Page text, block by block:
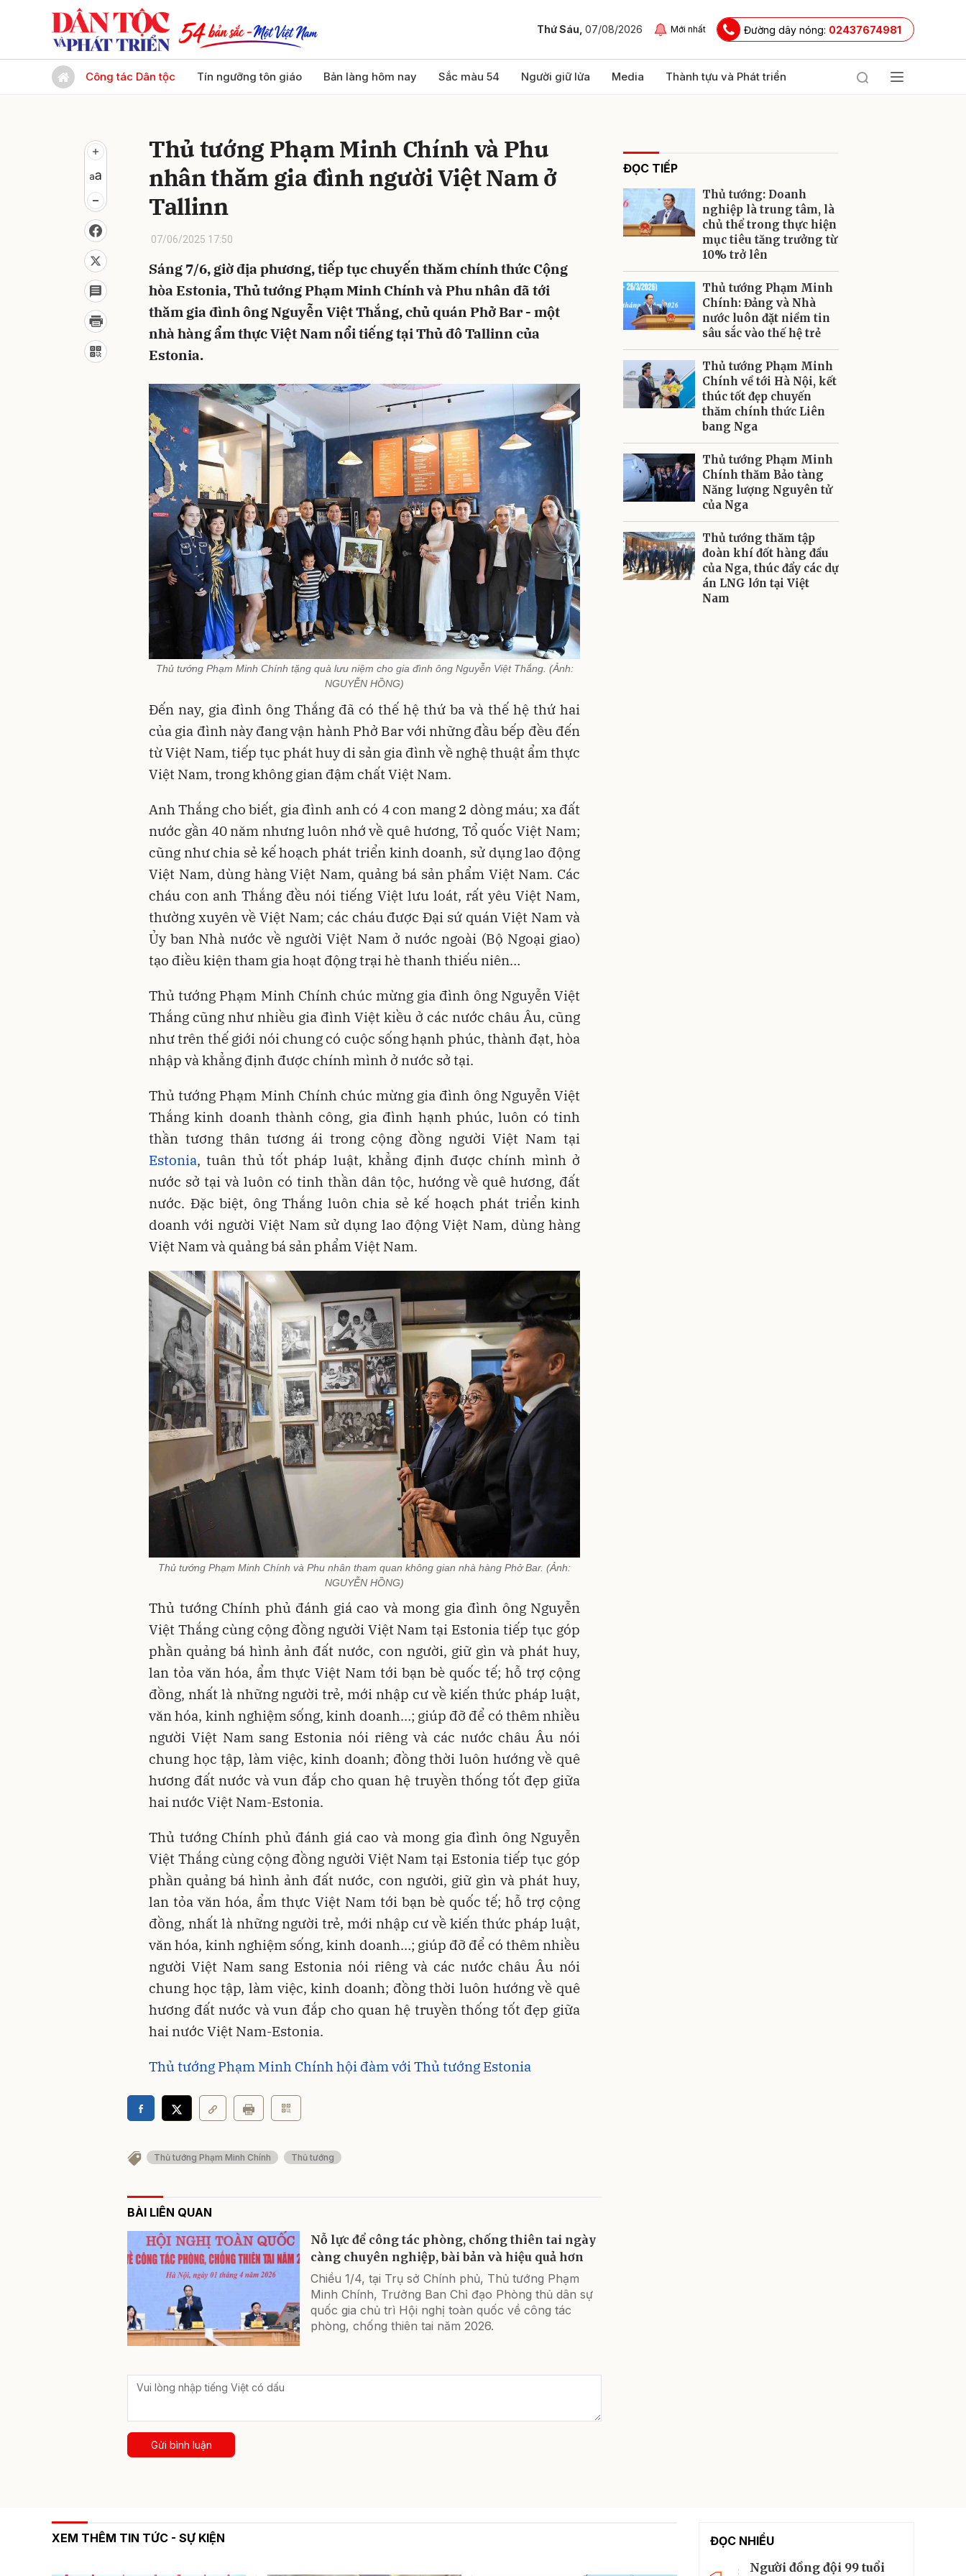
Thứ Sáu, 07/08/2026 Mới nhất Đường dây nóng: 02437674981
Công tác Dân tộc Tín ngưỡng tôn giáo Bản làng hôm nay Sắc màu 54 Người giữ lửa Media Thành tựu và Phát triển
Thủ tướng Phạm Minh Chính và Phu
nhân thăm gia đình người Việt Nam ở
Tallinn
07/06/2025 17:50
Sáng 7/6, giờ địa phương, tiếp tục chuyến thăm chính thức Cộng
hòa Estonia, Thủ tướng Phạm Minh Chính và Phu nhân đã tới
thăm gia đình ông Nguyễn Việt Thắng, chủ quán Phở Bar - một
nhà hàng ẩm thực Việt Nam nổi tiếng tại Thủ đô Tallinn của
Estonia.
Thủ tướng Phạm Minh Chính tặng quà lưu niệm cho gia đình ông Nguyễn Việt Thắng. (Ảnh:
NGUYỄN HỒNG)
Đến nay, gia đình ông Thắng đã có thế hệ thứ ba và thế hệ thứ hai
của gia đình này đang vận hành Phở Bar với những đầu bếp đều đến
từ Việt Nam, tiếp tục phát huy di sản gia đình về nghệ thuật ẩm thực
Việt Nam, trong không gian đậm chất Việt Nam.
Anh Thắng cho biết, gia đình anh có 4 con mang 2 dòng máu; xa đất
nước gần 40 năm nhưng luôn nhớ về quê hương, Tổ quốc Việt Nam;
cũng như chia sẻ kế hoạch phát triển kinh doanh, sử dụng lao động
Việt Nam, dùng hàng Việt Nam, quảng bá sản phẩm Việt Nam. Các
cháu con anh Thắng đều nói tiếng Việt lưu loát, rất yêu Việt Nam,
thường xuyên về Việt Nam; các cháu được Đại sứ quán Việt Nam và
Ủy ban Nhà nước về người Việt Nam ở nước ngoài (Bộ Ngoại giao)
tạo điều kiện tham gia hoạt động trại hè thanh thiếu niên…
Thủ tướng Phạm Minh Chính chúc mừng gia đình ông Nguyễn Việt
Thắng cũng như nhiều gia đình Việt kiều ở các nước châu Âu, cũng
như trên thế giới nói chung có cuộc sống hạnh phúc, thành đạt, hòa
nhập và khẳng định được chính mình ở nước sở tại.
Thủ tướng Phạm Minh Chính chúc mừng gia đình ông Nguyễn Việt
Thắng kinh doanh thành công, gia đình hạnh phúc, luôn có tinh
thần tương thân tương ái trong cộng đồng người Việt Nam tại
Estonia, tuân thủ tốt pháp luật, khẳng định được chính mình ở
nước sở tại và luôn có tinh thần dân tộc, hướng về quê hương, đất
nước. Đặc biệt, ông Thắng luôn chia sẻ kế hoạch phát triển kinh
doanh với người Việt Nam sử dụng lao động Việt Nam, dùng hàng
Việt Nam và quảng bá sản phẩm Việt Nam.
Thủ tướng Phạm Minh Chính và Phu nhân tham quan không gian nhà hàng Phở Bar. (Ảnh:
NGUYỄN HỒNG)
Thủ tướng Chính phủ đánh giá cao và mong gia đình ông Nguyễn
Việt Thắng cùng cộng đồng người Việt Nam tại Estonia tiếp tục góp
phần quảng bá hình ảnh đất nước, con người, giữ gìn và phát huy,
lan tỏa văn hóa, ẩm thực Việt Nam tới bạn bè quốc tế; hỗ trợ cộng
đồng, nhất là những người trẻ, mới nhập cư về kiến thức pháp luật,
văn hóa, kinh nghiệm sống, kinh doanh…; giúp đỡ để có thêm nhiều
người Việt Nam sang Estonia nói riêng và các nước châu Âu nói
chung học tập, làm việc, kinh doanh; đồng thời luôn hướng về quê
hương đất nước và vun đắp cho quan hệ truyền thống tốt đẹp giữa
hai nước Việt Nam-Estonia.
Thủ tướng Chính phủ đánh giá cao và mong gia đình ông Nguyễn
Việt Thắng cùng cộng đồng người Việt Nam tại Estonia tiếp tục góp
phần quảng bá hình ảnh đất nước, con người, giữ gìn và phát huy,
lan tỏa văn hóa, ẩm thực Việt Nam tới bạn bè quốc tế; hỗ trợ cộng
đồng, nhất là những người trẻ, mới nhập cư về kiến thức pháp luật,
văn hóa, kinh nghiệm sống, kinh doanh…; giúp đỡ để có thêm nhiều
người Việt Nam sang Estonia nói riêng và các nước châu Âu nói
chung học tập, làm việc, kinh doanh; đồng thời luôn hướng về quê
hương đất nước và vun đắp cho quan hệ truyền thống tốt đẹp giữa
hai nước Việt Nam-Estonia.
Thủ tướng Phạm Minh Chính hội đàm với Thủ tướng Estonia
Thủ tướng Phạm Minh Chính Thủ tướng
BÀI LIÊN QUAN
Nỗ lực để công tác phòng, chống thiên tai ngày
càng chuyên nghiệp, bài bản và hiệu quả hơn
Chiều 1/4, tại Trụ sở Chính phủ, Thủ tướng Phạm
Minh Chính, Trưởng Ban Chỉ đạo Phòng thủ dân sự
quốc gia chủ trì Hội nghị toàn quốc về công tác
phòng, chống thiên tai năm 2026.
Gửi bình luận
ĐỌC TIẾP
Thủ tướng: Doanh
nghiệp là trung tâm, là
chủ thể trong thực hiện
mục tiêu tăng trưởng từ
10% trở lên
Thủ tướng Phạm Minh
Chính: Đảng và Nhà
nước luôn đặt niềm tin
sâu sắc vào thế hệ trẻ
Thủ tướng Phạm Minh
Chính về tới Hà Nội, kết
thúc tốt đẹp chuyến
thăm chính thức Liên
bang Nga
Thủ tướng Phạm Minh
Chính thăm Bảo tàng
Năng lượng Nguyên tử
của Nga
Thủ tướng thăm tập
đoàn khí đốt hàng đầu
của Nga, thúc đẩy các dự
án LNG lớn tại Việt
Nam
XEM THÊM TIN TỨC - SỰ KIỆN ĐỌC NHIỀU
Người đồng đội 99 tuổi
Gửi bình luận
Gửi